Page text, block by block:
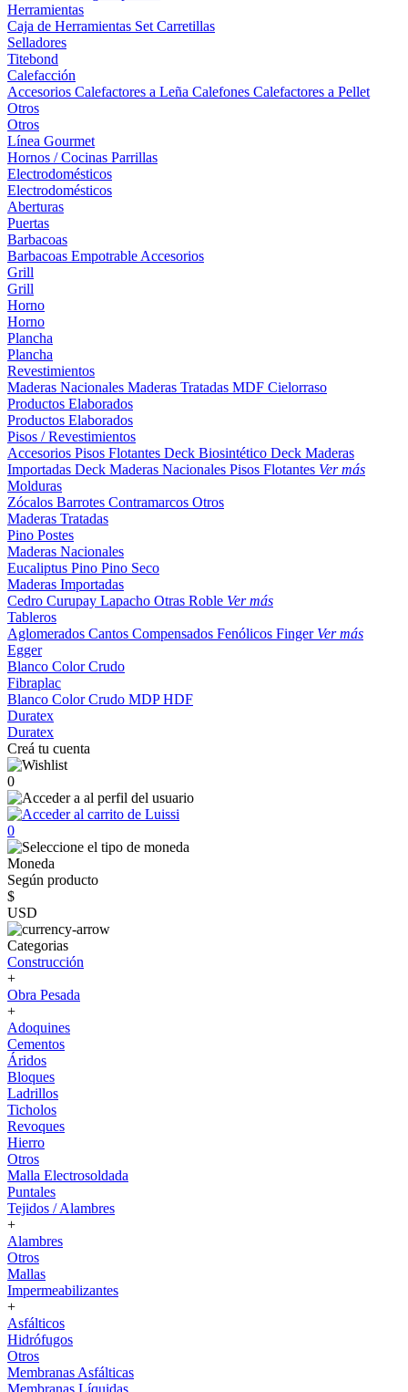
Herramientas
Caja de Herramientas Set Carretillas
Selladores
Titebond
Calefacción
Accesorios Calefactores a Leña Calefones Calefactores a Pellet
Otros
Otros
Línea Gourmet
Hornos / Cocinas Parrillas
Electrodomésticos
Electrodomésticos
Aberturas
Puertas
Barbacoas
Barbacoas Empotrable Accesorios
Grill
Grill
Horno
Horno
Plancha
Plancha
Revestimientos
Maderas Nacionales Maderas Tratadas MDF Cielorraso
Productos Elaborados
Productos Elaborados
Pisos / Revestimientos
Accesorios Pisos Flotantes Deck Biosintético Deck Maderas
Importadas Deck Maderas Nacionales Pisos Flotantes Ver más
Molduras
Zócalos Barrotes Contramarcos Otros
Maderas Tratadas
Pino Postes
Maderas Nacionales
Eucaliptus Pino Pino Seco
Maderas Importadas
Cedro Curupay Lapacho Otras Roble Ver más
Tableros
Aglomerados Cantos Compensados Fenólicos Finger Ver más
Egger
Blanco ColorCrudo
Fibraplac
Blanco ColorCrudo MDPHDF
Duratex
Duratex
Creá tu cuenta
0
0
Moneda
Según producto
$
USD
Categorias
Construcción
+
Obra Pesada
+
Adoquines
Cementos
Áridos
Bloques
Ladrillos
Ticholos
Revoques
Hierro
Otros
Malla Electrosoldada
Puntales
Tejidos / Alambres
+
Alambres
Otros
Mallas
Impermeabilizantes
+
Asfálticos
Hidrófugos
Otros
Membranas Asfálticas
Membranas Líquidas